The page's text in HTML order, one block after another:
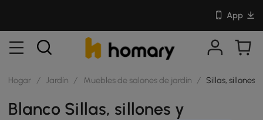
App
Hogar / Jardín / Muebles de salones de jardín / Sillas, sillones
Blanco Sillas, sillones y